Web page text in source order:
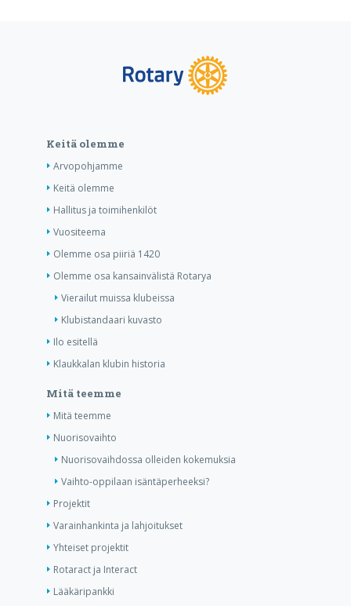
Keitä olemme
Arvopohjamme
Keitä olemme
Hallitus ja toimihenkilöt
Vuositeema
Olemme osa piiriä 1420
Olemme osa kansainvälistä Rotarya
Vierailut muissa klubeissa
Klubistandaari kuvasto
Ilo esitellä
Klaukkalan klubin historia
Mitä teemme
Mitä teemme
Nuorisovaihto
Nuorisovaihdossa olleiden kokemuksia
Vaihto-oppilaan isäntäperheeksi?
Projektit
Varainhankinta ja lahjoitukset
Yhteiset projektit
Rotaract ja Interact
Lääkäripankki